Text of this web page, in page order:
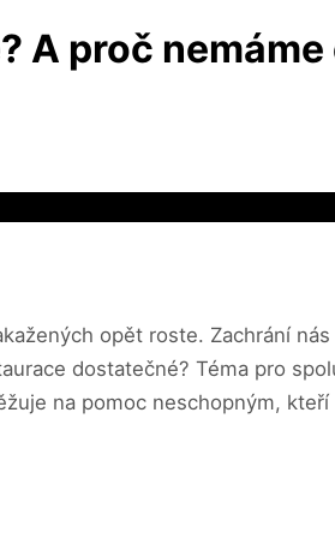
A proč
opět roste. Zachrání
dostatečné? Téma pro
na pomoc neschopným,